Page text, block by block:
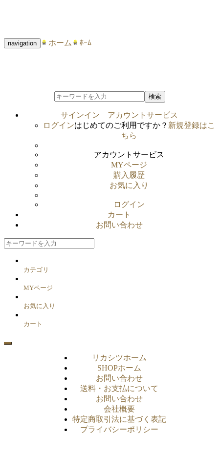
navigation ホーム ﾎｰﾑ
検索
サインイン
アカウントサービス
ログインはじめてのご利用ですか？ 新規登録はこ
ちら
アカウントサービス
MYページ
購入履歴
お気に入り
ログイン
カート
お問い合わせ
カテゴリ
MYページ
お気に入り
カート
リカシツホーム
SHOPホーム
お問い合わせ
送料・お支払について
お問い合わせ
会社概要
特定商取引法に基づく表記
プライバシーポリシー